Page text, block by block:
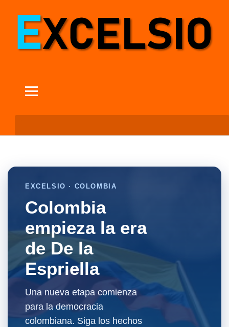
EXCELSIO · COLOMBIA
Colombia
empieza la era
de De la
Espriella
Una nueva etapa comienza
para la democracia
colombiana. Siga los hechos